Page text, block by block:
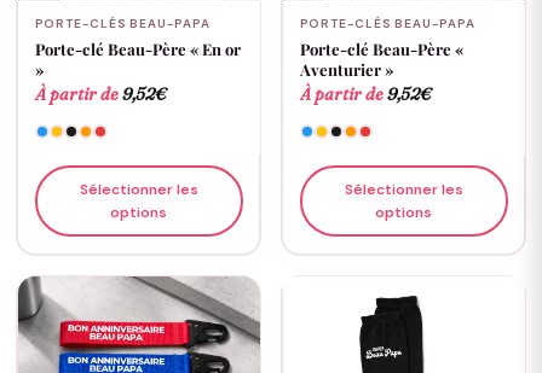
PORTE-CLÉS BEAU-PAPA
Porte-clé Beau-Père « En or
»
À partir de9,52€
Sélectionner les
options
PORTE-CLÉS BEAU-PAPA
Porte-clé Beau-Père «
Aventurier »
À partir de9,52€
Sélectionner les
options